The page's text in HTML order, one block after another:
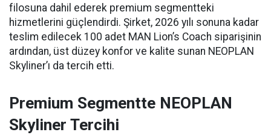
filosuna dahil ederek premium segmentteki
hizmetlerini güçlendirdi. Şirket, 2026 yılı sonuna kadar
teslim edilecek 100 adet MAN Lion’s Coach siparişinin
ardından, üst düzey konfor ve kalite sunan NEOPLAN
Skyliner’ı da tercih etti.
Premium Segmentte NEOPLAN
Skyliner Tercihi